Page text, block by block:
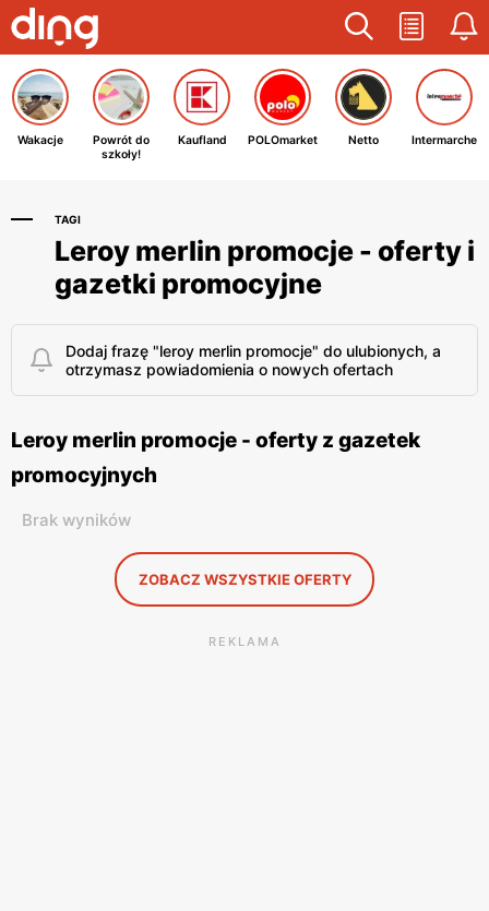
Wakacje
Powrót do
szkoły!
Kaufland POLOmarket Netto Intermarche
TAGI
Leroy merlin promocje - oferty i
gazetki promocyjne
Dodaj frazę "leroy merlin promocje" do ulubionych, a
otrzymasz powiadomienia o nowych ofertach
Leroy merlin promocje - oferty z gazetek
promocyjnych
Brak wyników
ZOBACZ WSZYSTKIE OFERTY
REKLAMA